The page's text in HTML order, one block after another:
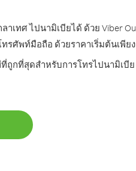
เทศ ไปนามิเบียได้ ด้วย Viber
ศัพท์มือถือ ด้วยราคาเริ่มต้นเพียง
ถูกที่สุดสำหรับการโทรไปนามิเบีย